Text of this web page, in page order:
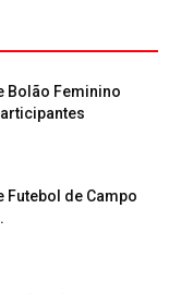
Bolão Feminino
Futebol de Campo